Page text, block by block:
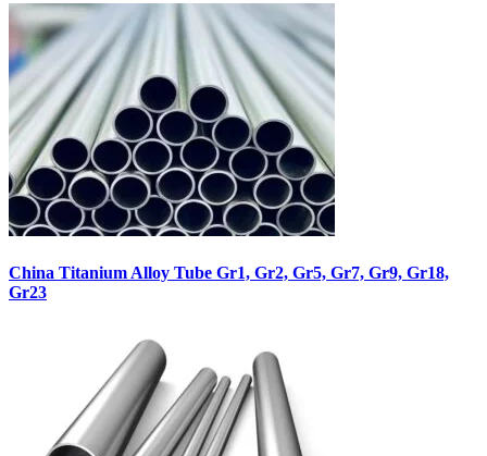
China Titanium Alloy Tube Gr1, Gr2, Gr5, Gr7, Gr9, Gr18,
Gr23